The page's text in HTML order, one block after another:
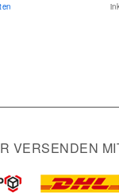
VERSENDEN